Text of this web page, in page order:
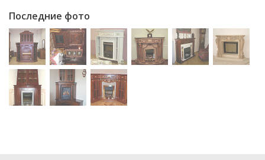
Последние фото